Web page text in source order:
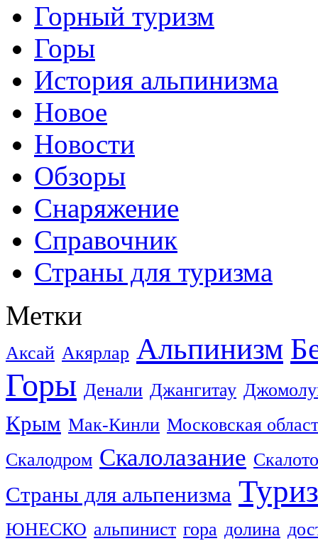
Горный туризм
Горы
История альпинизма
Новое
Новости
Обзоры
Снаряжение
Справочник
Страны для туризма
Метки
Аксай Акярлар Альпинизм
Горы Денали Джангитау
Крым Мак-Кинли Московская
Скалодром Скалолазание
Страны для альпенизма
ЮНЕСКО альпинист гора долина